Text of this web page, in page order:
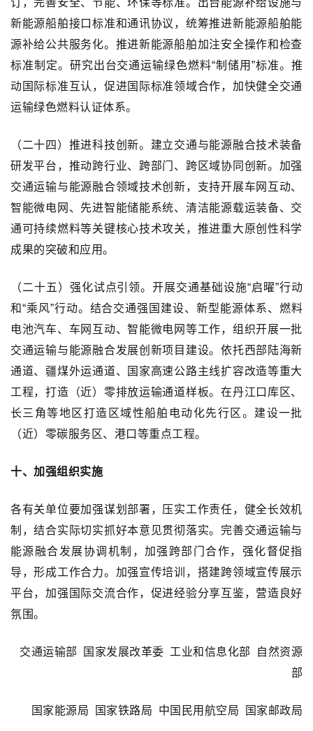
新能源船舶接口标准和通讯协议，统筹推进新能源船舶能
源补给公共服务化。推进新能源船舶加注安全操作和检查
标准制定。研究出台交通运输绿色燃料“制储用”标准。推
动国际标准互认，促进国际标准领域合作，加快健全交通
运输绿色燃料认证体系。
（二十四）推进科技创新。建立交通与能源融合技术装备
研发平台，推动跨行业、跨部门、跨区域协同创新。加强
交通运输与能源融合领域技术创新，支持开展车网互动、
智能微电网、先进智能储能系统、清洁能源载运装备、交
通可持续燃料等关键核心技术攻关，推进重大原创性科学
成果的突破和应用。
（二十五）强化试点引领。开展交通基础设施“启曜”行动
和“乘风”行动。结合交通强国建设、新型能源体系、燃料
电池汽车、车网互动、智能微电网等工作，组织开展一批
交通运输与能源融合发展创新项目建设。依托西部陆海新
通道、疆煤外运通道、国家高速公路主线扩容改造等重大
工程，打造（近）零排放运输通道样板。在丹江口库区、
长三角等地区打造区域性船舶电动化先行区。建设一批
（近）零碳服务区、港口等重点工程。
十、加强组织实施
各有关单位要加强谋划部署，压实工作责任，健全长效机
制，结合实际切实抓好本意见贯彻落实。完善交通运输与
能源融合发展协调机制，加强跨部门合作，强化督促指
导，形成工作合力。加强宣传培训，搭建跨领域宣传展示
平台，加强国际交流合作，促进经验分享互鉴，营造良好
氛围。
交通运输部 国家发展改革委 工业和信息化部 自然资源
部
国家能源局 国家铁路局 中国民用航空局 国家邮政局